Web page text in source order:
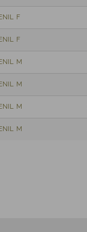
F
F
M
M
M
M